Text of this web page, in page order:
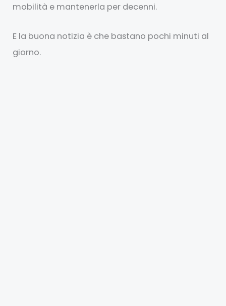
mobilità e mantenerla per decenni.
E la buona notizia è che bastano pochi minuti al
giorno.